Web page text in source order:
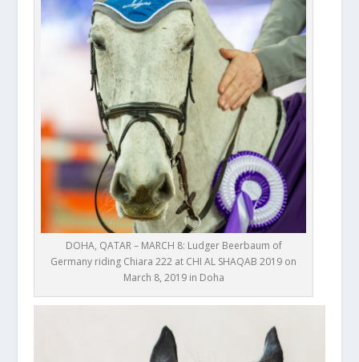
DOHA, QATAR – MARCH 8: Ludger Beerbaum of
Germany riding Chiara 222 at CHI AL SHAQAB 2019 on
March 8, 2019 in Doha